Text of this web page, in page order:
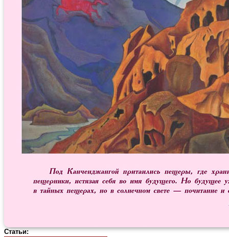
Статьи: